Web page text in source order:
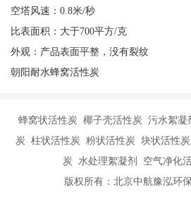
空塔风速：0.8米/秒
比表面积：大于700平方/克
外观：产品表面平整，没有裂纹
朝阳耐水蜂窝活性炭
蜂窝状活性炭 椰子壳活性炭 污水絮
炭 柱状活性炭 粉状活性炭 块状活性
炭 水处理絮凝剂 空气净化
版权所有：北京中航豫泓环